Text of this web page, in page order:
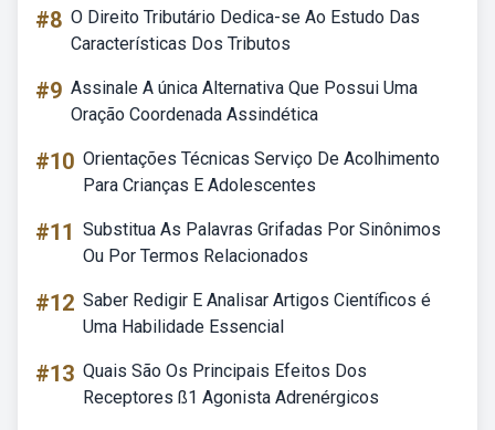
#8 O Direito Tributário Dedica-se Ao Estudo Das
Características Dos Tributos
#9 Assinale A única Alternativa Que Possui Uma
Oração Coordenada Assindética
#10 Orientações Técnicas Serviço De Acolhimento
Para Crianças E Adolescentes
#11 Substitua As Palavras Grifadas Por Sinônimos
Ou Por Termos Relacionados
#12 Saber Redigir E Analisar Artigos Científicos é
Uma Habilidade Essencial
#13 Quais São Os Principais Efeitos Dos
Receptores ß1 Agonista Adrenérgicos